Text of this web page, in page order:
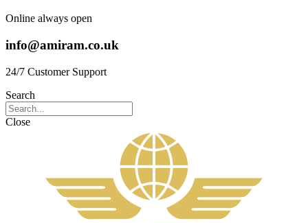
Online always open
info@amiram.co.uk
24/7 Customer Support
Search
Close